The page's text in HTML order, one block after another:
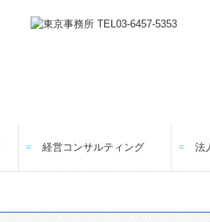
経営コンサルティング 法